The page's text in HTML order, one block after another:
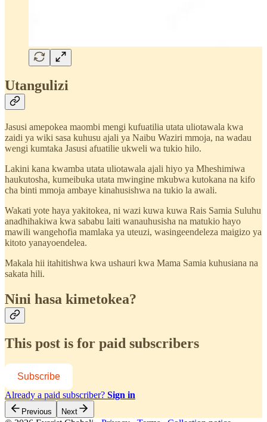
Utangulizi
Jasusi amepokea maombi mengi kufuatilia utata uliotawala kwa
zaidi ya wiki sasa kuhusu ajali ya Naibu Waziri mmoja, na wadau
wengi kumtaka Jasusi afuatilie ukweli wa tukio hilo.
Lakini kana kwamba utata uliotawala ajali hiyo ya Mheshimiwa
haukutosha, kumeibuka utata mwingine mkubwa kutokana na kifo
cha binti mmoja ambaye kinahusishwa na tukio la awali.
Wakati yote haya yakitokea, ni wazi kuwa kuwa Rais Samia Suluhu
anadhihakiwa kwa sababu laiti wanauhusisha na matukio hayo
mawili wangehofia mamlaka ya uteuzi, wasingeendeleza maigizo ya
kitoto yanayoendelea.
Makala hii itahitishwa kwa ushauri kwa Mama Samia kuhusiana na
sakata hili.
Nini hasa kimetokea?
This post is for paid subscribers
Subscribe
Already a paid subscriber? Sign in
Previous Next